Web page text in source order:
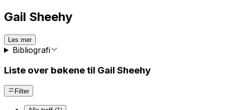
Gail Sheehy
Les mer
Bibliografi
Liste over bøkene til Gail Sheehy
Filter